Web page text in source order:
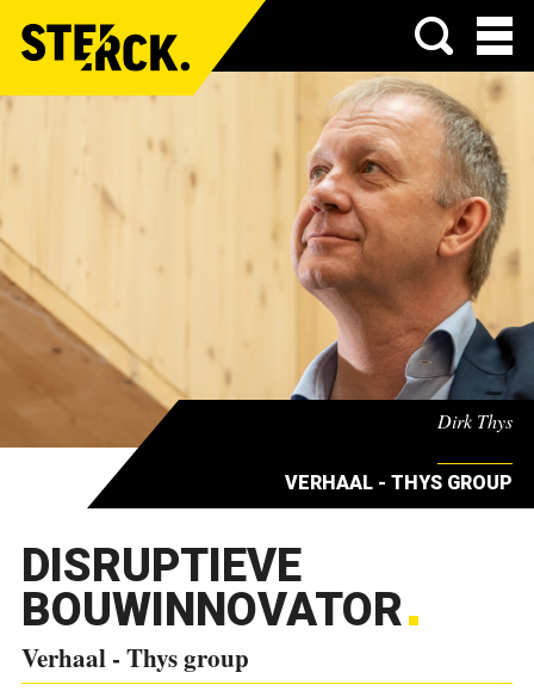
Menu
Dirk Thys
VERHAAL - THYS GROUP
DISRUPTIEVE
BOUWINNOVATOR
Verhaal - Thys group